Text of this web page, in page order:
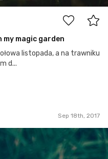
my magic garden
listopada, a na trawniku
d...
Sep 18th, 2017